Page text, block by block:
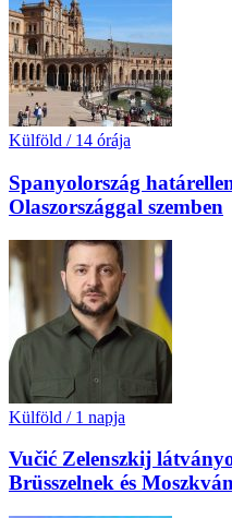
Külföld / 14 órája
Spanyolország
Olaszországgal szemben
Külföld / 1 napja
Vučić Zelenszkij
Brüsszelnek és